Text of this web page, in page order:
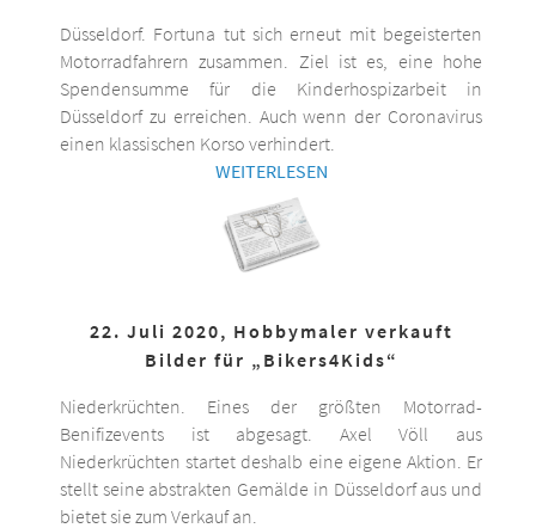
Düsseldorf. Fortuna tut sich erneut mit begeisterten
Motorradfahrern zusammen. Ziel ist es, eine hohe
Spendensumme für die Kinderhospizarbeit in
Düsseldorf zu erreichen. Auch wenn der Coronavirus
einen klassischen Korso verhindert.
WEITERLESEN
22. Juli 2020, Hobbymaler verkauft
Bilder für „Bikers4Kids“
Niederkrüchten. Eines der größten Motorrad-
Benifizevents ist abgesagt. Axel Völl aus
Niederkrüchten startet deshalb eine eigene Aktion. Er
stellt seine abstrakten Gemälde in Düsseldorf aus und
bietet sie zum Verkauf an.